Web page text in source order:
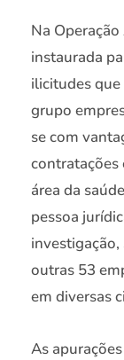
Na
instaurada
ilicitudes
grupo
se com
contratações
área da
pessoa
outras 53
em diversas
As